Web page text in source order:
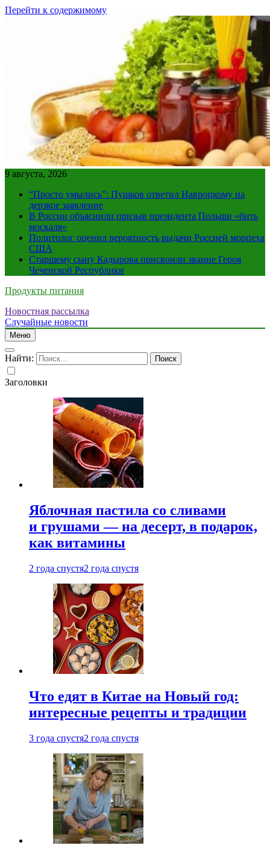
Перейти к содержимому
9 августа, 2026
“Просто умылись”: Пушков ответил Навроцкому на
дерзкое заявление
В России объяснили призыв президента Польши «бить
москаля»
Политолог оценил вероятность выдачи Россией морпеха
США
Старшему сыну Кадырова присвоили звание Героя
Чеченской Республики
Продукты питания
Новостная рассылка
Случайные новости
Меню
Найти:
Заголовки
Яблочная пастила со сливами
и грушами — на десерт, в подарок,
как витамины
2 года спустя2 года спустя
Что едят в Китае на Новый год:
интересные рецепты и традиции
3 года спустя2 года спустя